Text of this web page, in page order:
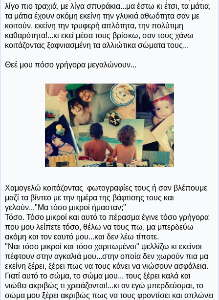
λίγο πιο τραχιά, με λίγα σπυράκια...μα έστω κι έτσι, τα μάτια,
τα μάτια έχουν ακόμη εκείνη την γλυκιά αθωότητα σαν με
κοιτούν, εκείνη την τρυφερή απλότητα, την πολύτιμη
καθαρότητα!...κι εκεί μέσα τους βρίσκω, σαν τους χάνω
κοιτάζοντας ξαφνιασμένη τα αλλιώτικα σώματα τους...
Θεέ μου πόσο γρήγορα μεγαλώνουν...
Χαμογελώ κοιτάζοντας φωτογραφίες τους ή σαν βλέπουμε
μαζί τα βίντεο με την ημέρα της βάφτισης τους και
γελούν..."Μα τόσο μικροί ήμασταν;"
Τόσο. Τόσο μικροί και αυτό το πέρασμα έγινε τόσο γρήγορα
που μου λείπετε τόσο, θέλω να τους πω, μα μπερδεύω
ακόμη και τον εαυτό μου...και δεν λέω τίποτε.
"Ναι τόσο μικροί και τόσο χαριτωμένοι" ψελλίζω κι εκείνοι
πέφτουν στην αγκαλιά μου...στην οποία δεν χωρούν πια μα
εκείνη ξέρει, ξέρει πως να τους κάνει να νιώσουν ασφάλεια.
Γιατί αυτό το σώμα, το σώμα μου... τους ξέρει καλά και
νιώθει ακριβώς τι χρειάζονται!...κι αν εγώ μπερδεύομαι, το
σώμα μου ξέρει ακριβώς πως να τους φροντίσει και απλώνει